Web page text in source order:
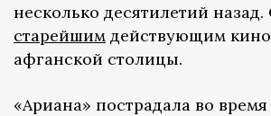
несколько десятилетий
старейшим действующим
афганской столицы.
«Ариана» пострадала во